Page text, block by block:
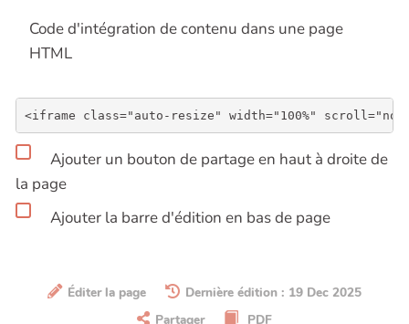
Code d'intégration de contenu dans une page
HTML
Ajouter un bouton de partage en haut à droite de
la page
Ajouter la barre d'édition en bas de page
Éditer la page
Dernière édition : 19 Dec 2025
Partager
PDF